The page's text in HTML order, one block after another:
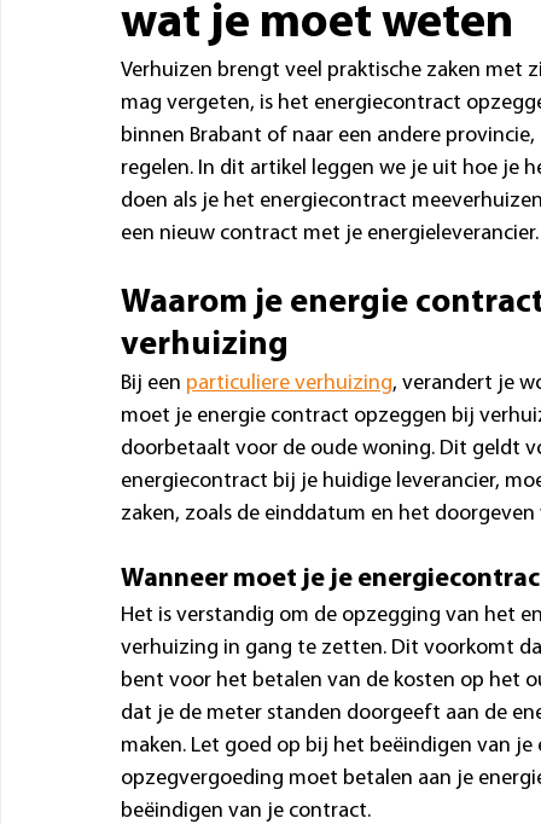
wat je moet weten
Verhuizen brengt veel praktische zaken met
mag vergeten, is het energiecontract
binnen Brabant of naar een andere
regelen. In dit artikel leggen we je uit hoe je
doen als je het energiecontract
een nieuw contract met je energieleverancier.
Waarom je energie
verhuizing
Bij een particuliere verhuizing, verandert je
moet je energie contract opzeggen bij
doorbetaalt voor de oude woning. Dit geldt
energiecontract bij je huidige leverancier,
zaken, zoals de einddatum en het doorgeven
Wanneer moet je je
Het is verstandig om de opzegging van het
verhuizing in gang te zetten. Dit voorkomt
bent voor het betalen van de kosten op het
dat je de meter standen doorgeeft aan de
maken. Let goed op bij het beëindigen van
opzegvergoeding moet betalen aan je
beëindigen van je contract.